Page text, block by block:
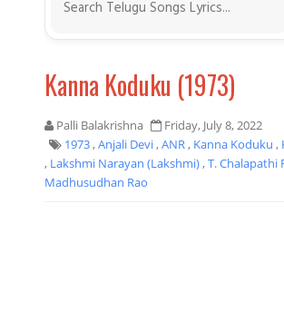
Kanna Koduku (1973)
Palli Balakrishna
Friday, July 8, 2022
1973,Anjali Devi,ANR, Kanna Koduku ,
, Lakshmi Narayan (Lakshmi),T. Chalapathi
Madhusudhan Rao